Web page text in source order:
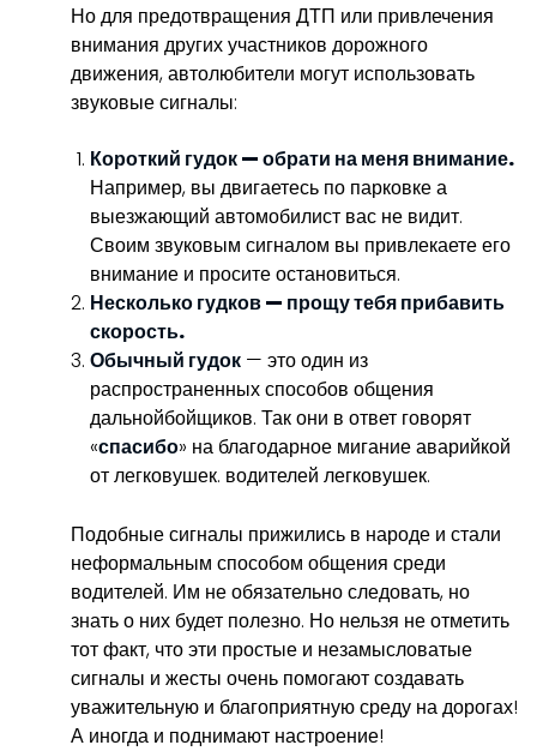
Но для предотвращения ДТП или привлечения
внимания других участников дорожного
движения, автолюбители могут использовать
звуковые сигналы:
Короткий гудок— обрати на меня внимание.
Например, вы двигаетесь по парковке а
выезжающий автомобилист вас не видит.
Своим звуковым сигналом вы привлекаете его
внимание и просите остановиться.
Несколько гудков — прощу тебя прибавить
скорость.
Обычный гудок — это один из
распространенных способов общения
дальнойбойщиков. Так они в ответ говорят
«спасибо» на благодарное мигание аварийкой
от легковушек. водителей легковушек.
Подобные сигналы прижились в народе и стали
неформальным способом общения среди
водителей. Им не обязательно следовать, но
знать о них будет полезно. Но нельзя не отметить
тот факт, что эти простые и незамысловатые
сигналы и жесты очень помогают создавать
уважительную и благоприятную среду на дорогах!
А иногда и поднимают настроение!